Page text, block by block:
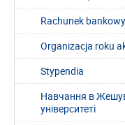
Rachunek
Organizacja roku
Stypendia
Навчання в
університеті